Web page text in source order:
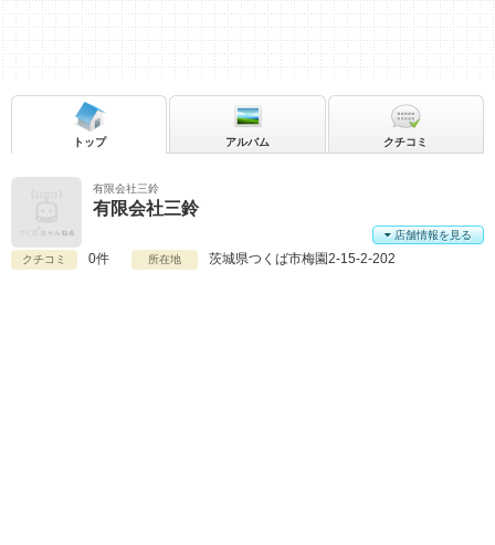
有限会社三鈴
有限会社三鈴
クチコミ 0件 所在地 茨城県つくば市梅園2-15-2-202
店舗情報を見る
トップ アルバム クチコミ